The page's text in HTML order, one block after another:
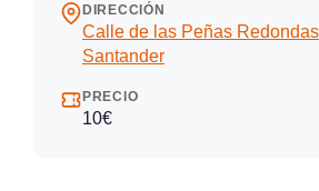
DIRECCIÓN
Calle de las Peñas
Santander
PRECIO
10€